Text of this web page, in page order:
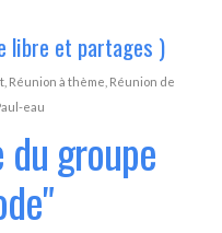
libre et partages )
, Réunion à thème Réunion de
eau
groupe